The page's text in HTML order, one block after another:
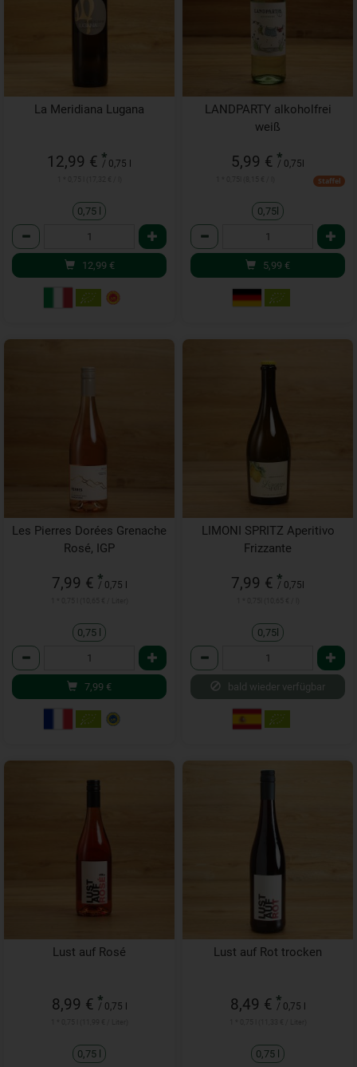
La Meridiana Lugana
12,99 € *
/ 0,75 l
0,75 l
Anzahl
12,99 €
LANDPARTY alkoholfrei
weiß
5,99 € *
/ 0,75l
Staffel
0,75l
Anzahl
5,99 €
Les Pierres Dorées Grenache
Rosé, IGP
7,99 € *
/ 0,75 l
0,75 l
Anzahl
7,99 €
LIMONI SPRITZ Aperitivo
Frizzante
7,99 € *
/ 0,75l
0,75l
Anzahl
bald wieder verfügbar
Lust auf Rosé
8,99 € *
/ 0,75 l
0,75 l
Lust auf Rot trocken
8,49 € *
/ 0,75 l
0,75 l